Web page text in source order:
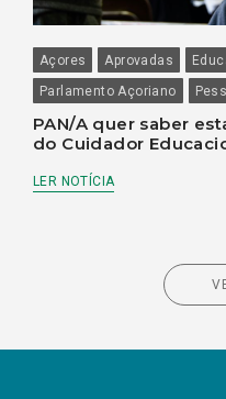
Açores Aprovadas
Parlamento Açoriano
PAN/A quer saber
do Cuidador
LER NOTÍCIA